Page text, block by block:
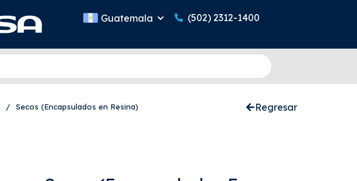
Guatemala (502) 2312-1400
/ Secos (Encapsulados en Resina) Regresar